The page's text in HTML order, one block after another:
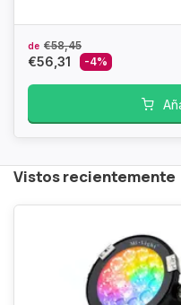
de €58,45
€56,31 -4%
Vistos recientemente